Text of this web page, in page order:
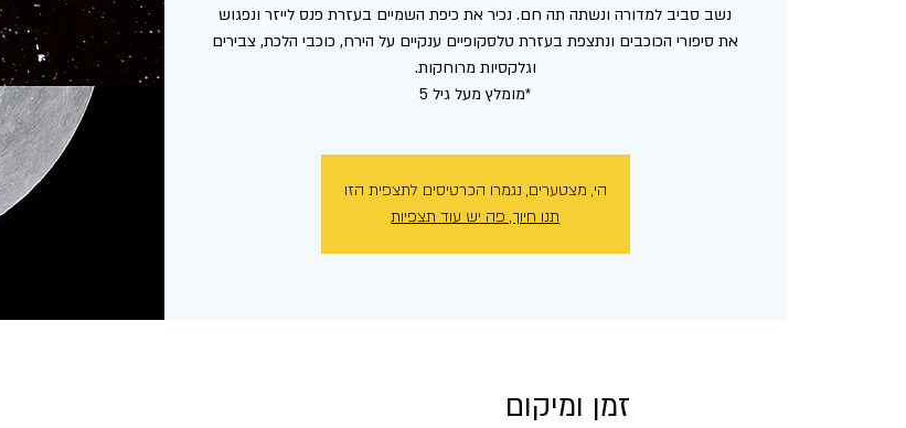
נשב סביב למדורה ונשתה תה חם. נכיר את כיפת השמיים בעזרת פנס לייזר ונפגוש
את סיפורי הכוכבים ונתצפת בעזרת טלסקופיים ענקיים על הירח, כוכבי הלכת, צבירים
*מומלץ מעל גיל 5
הי, מצטערים, נגמרו הכרטיסים לתצפית הזו
תנו חיוך, פה יש עוד תצפיות
זמן ומיקום